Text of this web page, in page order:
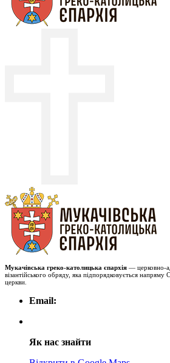
Мукачівська греко-католицька єпархія — церковно-
візантійського обряду, яка підпорядковується напряму
церкви.
Email:
Як нас знайти